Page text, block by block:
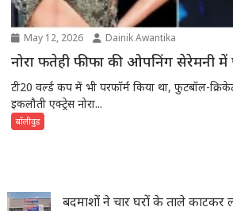
May 12, 2026 Dainik Awantika
नोरा फतेही फीफा की ओपनिंग सेरेमनी में
टी20 वर्ल्ड कप में भी परफॉर्म किया था, फुटबॉल-
इकलौती एक्ट्रेस नोरा...
बॉलीवुड
बदमाशों ने चार घरों के ताले